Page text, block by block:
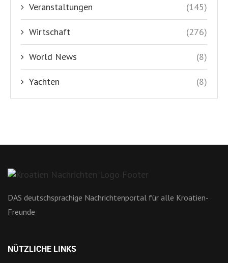
Veranstaltungen (145)
Wirtschaft (276)
World News (8)
Yachten (8)
DAS deutschsprachige Nachrichtenportal für alle Kroatien-
Freunde
NÜTZLICHE LINKS